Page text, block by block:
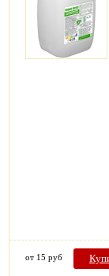
от 15 руб